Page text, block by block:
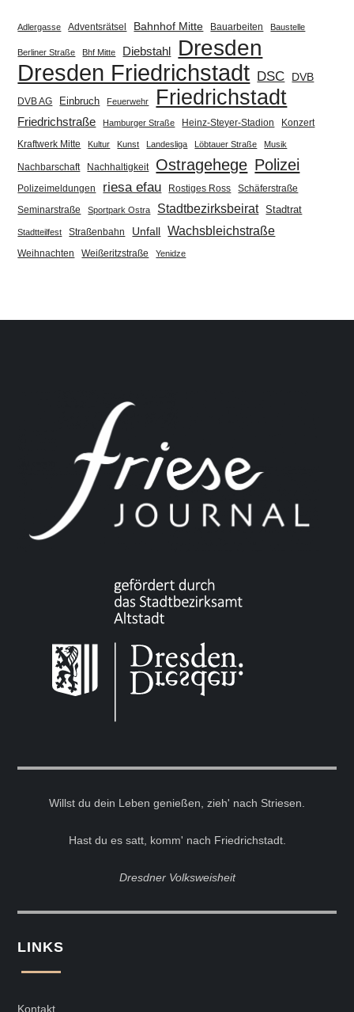
Adlergasse Adventsrätsel Bahnhof Mitte Bauarbeiten Baustelle
Berliner Straße Bhf Mitte Diebstahl Dresden
Dresden Friedrichstadt DSC DVB
DVB AG Einbruch Feuerwehr Friedrichstadt
Friedrichstraße Hamburger Straße Heinz-Steyer-Stadion
Konzert
Kraftwerk Mitte
Kultur Kunst Landesliga Löbtauer Straße Musik
Nachbarschaft Nachhaltigkeit Ostragehege Polizei
Polizeimeldungen riesa efau Rostiges Ross Schäferstraße
Seminarstraße Sportpark Ostra Stadtbezirksbeirat Stadtrat
Stadtteilfest Straßenbahn Unfall Wachsbleichstraße
Weihnachten Weißeritzstraße Yenidze
Willst du dein Leben genießen, zieh' nach Striesen.
Hast du es satt, komm' nach Friedrichstadt.
Dresdner Volksweisheit
LINKS
Kontakt